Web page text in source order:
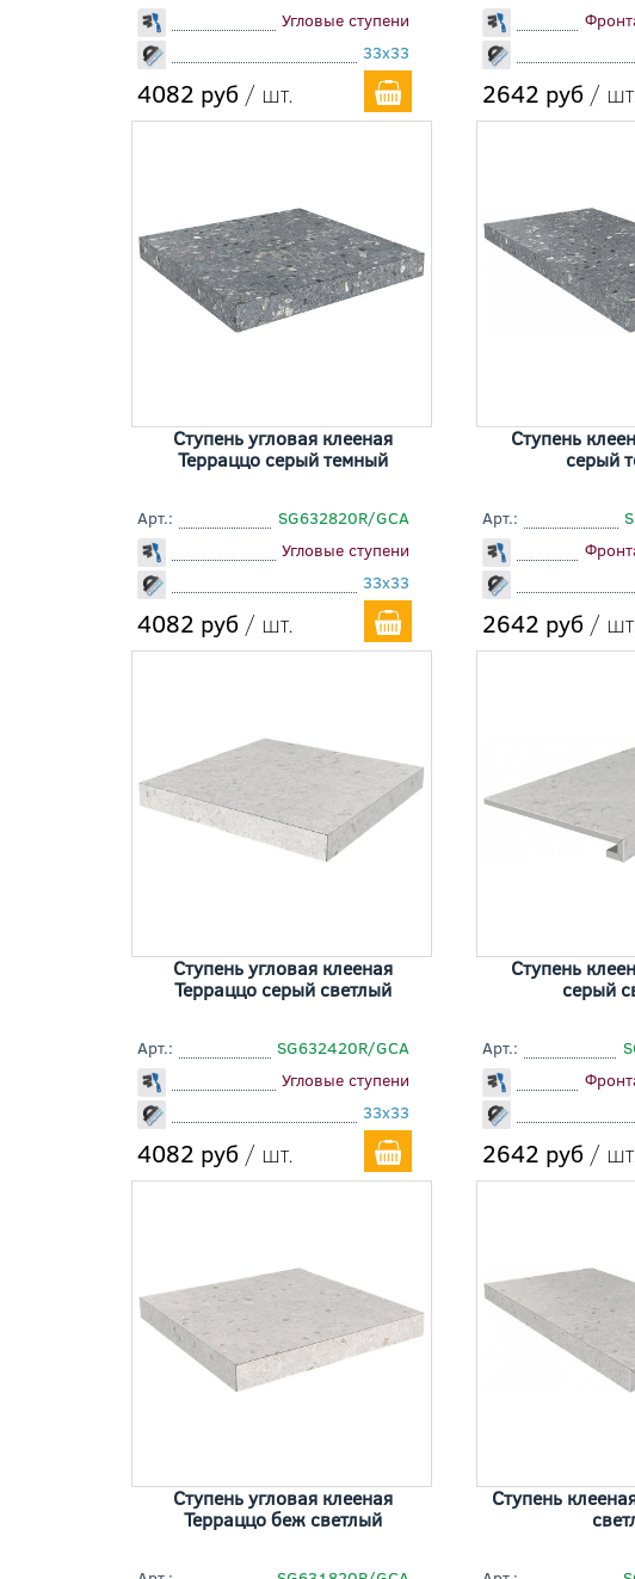
Угловые ступени
33x33
4082 руб / шт. 2642 руб / шт.
Ступень угловая клееная
Терраццо серый темный
Арт.:
SG632820R/GCA
Угловые ступени
33x33
4082 руб / шт.
Ступень
серый
Арт.:
2642 руб / шт.
Ступень угловая клееная
Терраццо серый светлый
Арт.:
SG632420R/GCA
Угловые ступени
33x33
4082 руб / шт.
Ступень
серый
Арт.:
2642 руб / шт.
Ступень угловая клееная
Терраццо беж светлый
Ступень